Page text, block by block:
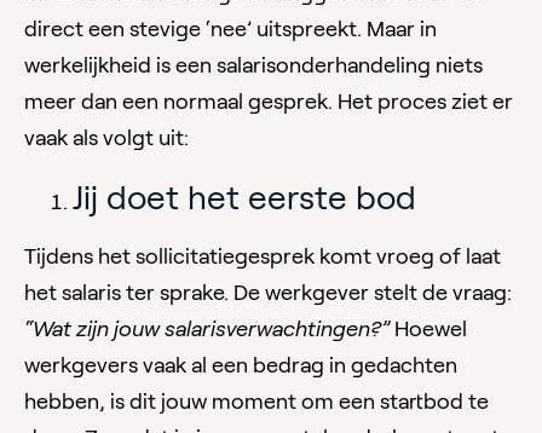
direct een stevige ‘nee’ uitspreekt. Maar in
werkelijkheid is een salarisonderhandeling niets
meer dan een normaal gesprek. Het proces ziet er
vaak als volgt uit:
Jij doet het eerste bod
Tijdens het sollicitatiegesprek komt vroeg of laat
het salaris ter sprake. De werkgever stelt de vraag:
“Wat zijn jouw salarisverwachtingen?”Hoewel
werkgevers vaak al een bedrag in gedachten
hebben, is dit jouw moment om een startbod te